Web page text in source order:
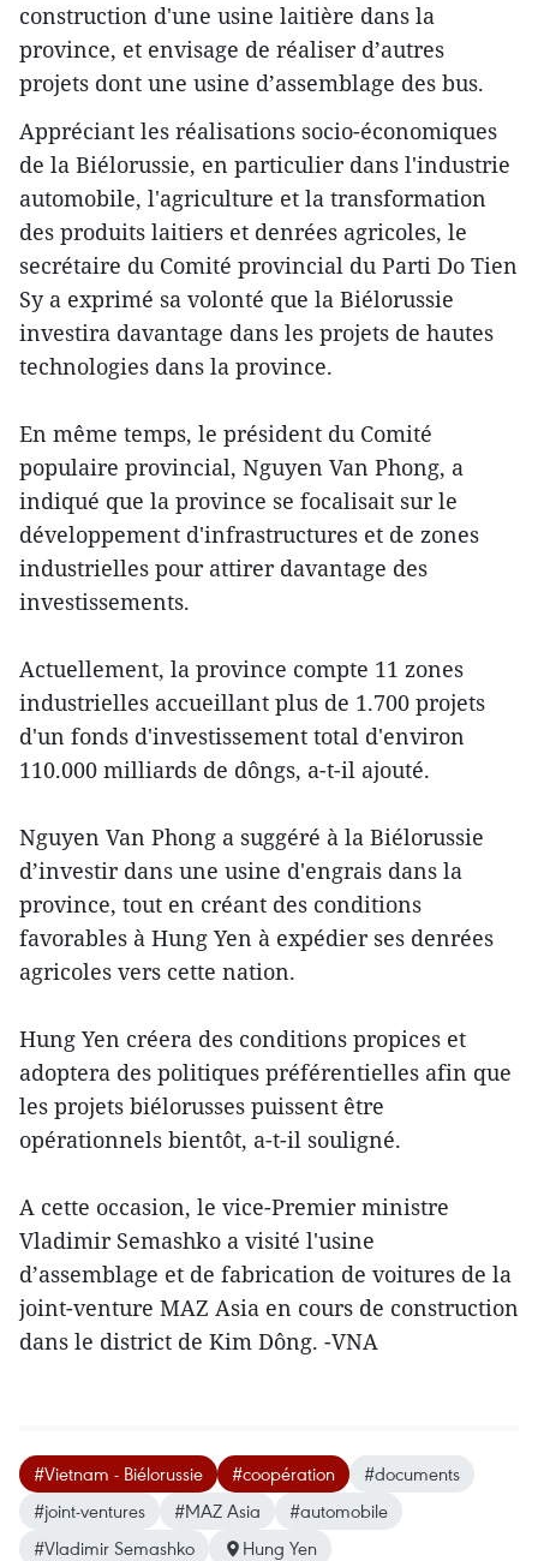
construction d'une usine laitière dans la
province, et envisage de réaliser d’autres
projets dont une usine d’assemblage des bus.
Appréciant les réalisations socio-économiques
de la Biélorussie, en particulier dans l'industrie
automobile, l'agriculture et la transformation
des produits laitiers et denrées agricoles, le
secrétaire du Comité provincial du Parti Do Tien
Sy a exprimé sa volonté que la Biélorussie
investira davantage dans les projets de hautes
technologies dans la province.
En même temps, le président du Comité
populaire provincial, Nguyen Van Phong, a
indiqué que la province se focalisait sur le
développement d'infrastructures et de zones
industrielles pour attirer davantage des
investissements.
Actuellement, la province compte 11 zones
industrielles accueillant plus de 1.700 projets
d'un fonds d'investissement total d'environ
110.000 milliards de dôngs, a-t-il ajouté.
​Nguyen Van Phong a suggéré à la Biélorussie
d’investir dans une usine d'engrais dans la
province, tout en créant des conditions
favorables à Hung Yen à expédier ses denrées
agricoles vers cette nation.
Hung Yen créera des conditions propices et
adoptera des politiques préférentielles afin que
les projets biélorusses puissent être
opérationnels bientôt, a-t-il souligné.
A cette occasion, le vice-Premier ministre
Vladimir Semashko a visité l'usine
d’assemblage et de fabrication de voitures de la
joint-venture MAZ Asia en cours de construction
dans le district de Kim Dông. -VNA
#Vietnam - Biélorussie #coopération
#documents
#joint-ventures
#MAZ Asia
#automobile
#Vladimir Semashko
Hung Yen